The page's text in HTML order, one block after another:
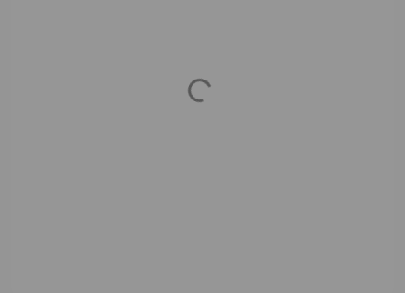
Loading...